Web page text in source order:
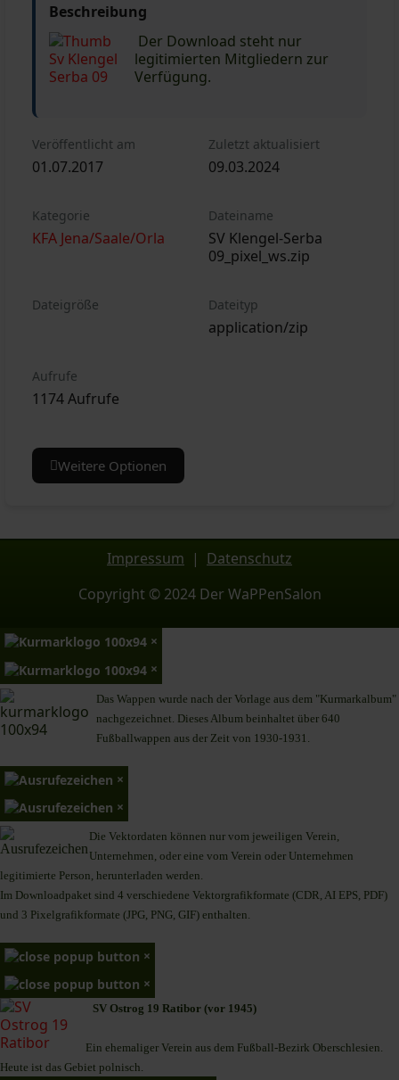
Beschreibung
Der Download steht nur
legitimierten Mitgliedern zur
Verfügung.
Veröffentlicht am
01.07.2017
Zuletzt aktualisiert
09.03.2024
Kategorie
KFA Jena/Saale/Orla
Dateiname
SV Klengel-Serba
09_pixel_ws.zip
Dateigröße Dateityp
application/zip
Aufrufe
1174 Aufrufe
Weitere Optionen
Impressum | Datenschutz
Copyright © 2024 Der WaPPenSalon
×
×
Das Wappen wurde nach der Vorlage aus dem "Kurmarkalbum"
nachgezeichnet. Dieses Album beinhaltet über 640
Fußballwappen aus der Zeit von 1930-1931.
×
×
Die Vektordaten können nur vom jeweiligen Verein,
Unternehmen, oder eine vom Verein oder Unternehmen
legitimierte Person, herunterladen werden.
Im Downloadpaket sind 4 verschiedene Vektorgrafikformate (CDR, AI EPS, PDF)
und 3 Pixelgrafikformate (JPG, PNG, GIF) enthalten.
×
×
SV Ostrog 19 Ratibor (vor 1945)
Ein ehemaliger Verein aus dem Fußball-Bezirk Oberschlesien.
Heute ist das Gebiet polnisch.